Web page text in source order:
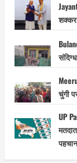
चुंगी
UP